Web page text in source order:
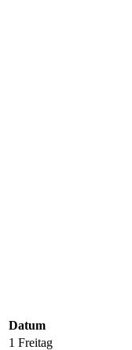
Datum
1 Freitag